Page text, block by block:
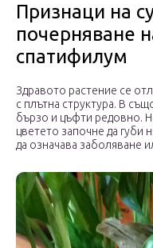
Признаци на
почерняване
спатифилум
Здравото растение се
с плътна структура. В
бързо и цъфти редовно.
цветето започне да губи
да означава заболяване